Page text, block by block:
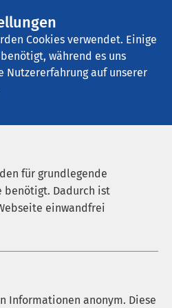
Cookies verwendet. Einige
während es uns
Nutzererfahrung auf unserer
für grundlegende
benötigt. Dadurch ist
einwandfrei
Informationen anonym. Diese
Suche
um Ihre Suche zu